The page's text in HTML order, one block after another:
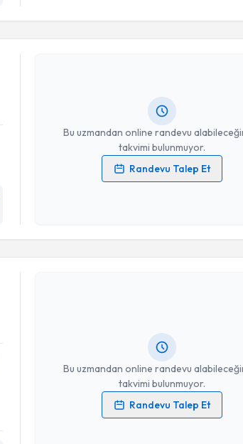
Bu uzmandan online randevu
takvimi bulunmuyor.
Randevu Talep Et
Randevu Takvimi Talebi
Aile Danışmanı Tuğba Demir
Kişisel verilerimin işlenmesine ilişkin
Takvim Talebini Gönder
Bu uzmandan online randevu
takvimi bulunmuyor.
Randevu Talep Et
Kişisel verilerimin işlenmesine ilişkin